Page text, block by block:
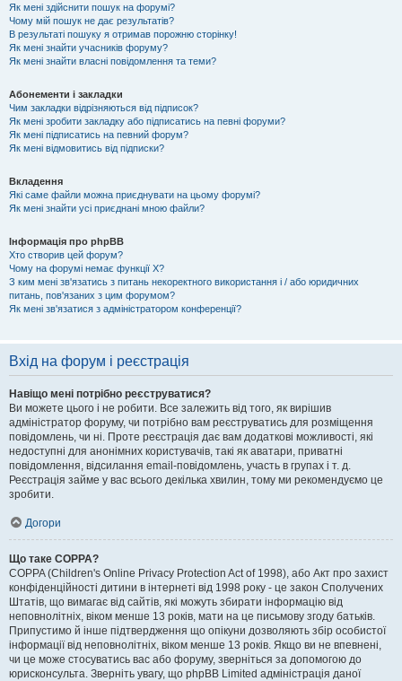
Як мені здійснити пошук на форумі?
Чому мій пошук не дає результатів?
В результаті пошуку я отримав порожню сторінку!
Як мені знайти учасників форуму?
Як мені знайти власні повідомлення та теми?
Абонементи і закладки
Чим закладки відрізняються від підписок?
Як мені зробити закладку або підписатись на певні форуми?
Як мені підписатись на певний форум?
Як мені відмовитись від підписки?
Вкладення
Які саме файли можна приєднувати на цьому форумі?
Як мені знайти усі приєднані мною файли?
Інформація про phpBB
Хто створив цей форум?
Чому на форумі немає функції X?
З ким мені зв'язатись з питань некоректного використання і / або юридичних
питань, пов'язаних з цим форумом?
Як мені зв'язатися з адміністратором конференції?
Вхід на форум і реєстрація
Навіщо мені потрібно реєструватися?
Ви можете цього і не робити. Все залежить від того, як вирішив
адміністратор форуму, чи потрібно вам реєструватись для розміщення
повідомлень, чи ні. Проте реєстрація дає вам додаткові можливості, які
недоступні для анонімних користувачів, такі як аватари, приватні
повідомлення, відсилання email-повідомлень, участь в групах і т. д.
Реєстрація займе у вас всього декілька хвилин, тому ми рекомендуємо це
зробити.
Догори
Що таке COPPA?
COPPA (Children's Online Privacy Protection Act of 1998), або Акт про захист
конфіденційності дитини в інтернеті від 1998 року - це закон Сполучених
Штатів, що вимагає від сайтів, які можуть збирати інформацію від
неповнолітніх, віком менше 13 років, мати на це письмову згоду батьків.
Припустимо й інше підтвердження що опікуни дозволяють збір особистої
інформації від неповнолітніх, віком менше 13 років. Якщо ви не впевнені,
чи це може стосуватись вас або форуму, зверніться за допомогою до
юрисконсульта. Зверніть увагу, що phpBB Limited адміністрація даної